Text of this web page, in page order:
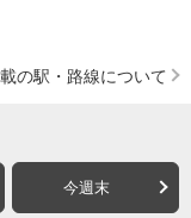
の駅・路線について
今週末